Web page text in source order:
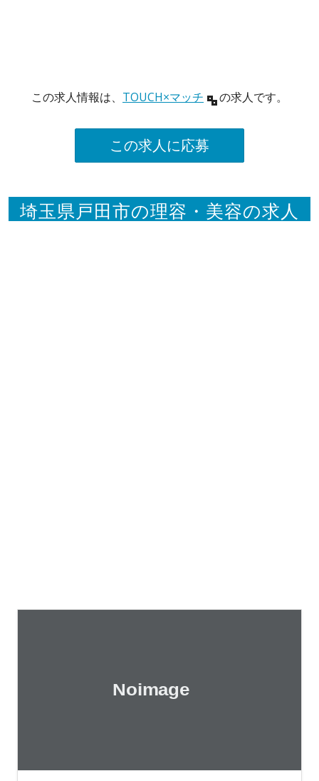
この求人情報は、 TOUCH×マッチ の求人です。
この求人に応募
埼玉県戸田市の理容・美容の求人